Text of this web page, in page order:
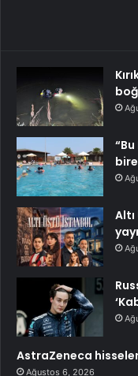
AstraZeneca
Ağustos 6, 2026